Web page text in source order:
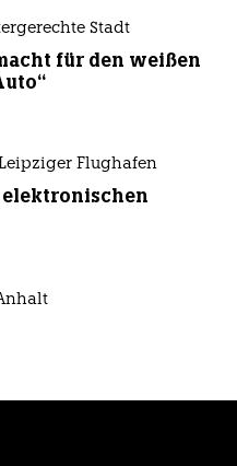
Stadt
für den weißen
Flughafen
elektronischen